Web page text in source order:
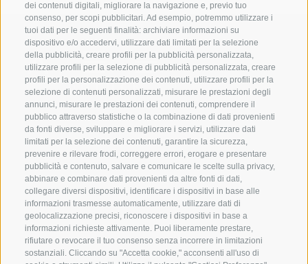
dei contenuti digitali, migliorare la navigazione e, previo tuo
consenso, per scopi pubblicitari. Ad esempio, potremmo utilizzare i
tuoi dati per le seguenti finalità: archiviare informazioni su
dispositivo e/o accedervi, utilizzare dati limitati per la selezione
della pubblicità, creare profili per la pubblicità personalizzata,
utilizzare profili per la selezione di pubblicità personalizzata, creare
profili per la personalizzazione dei contenuti, utilizzare profili per la
selezione di contenuti personalizzati, misurare le prestazioni degli
annunci, misurare le prestazioni dei contenuti, comprendere il
pubblico attraverso statistiche o la combinazione di dati provenienti
da fonti diverse, sviluppare e migliorare i servizi, utilizzare dati
limitati per la selezione dei contenuti, garantire la sicurezza,
prevenire e rilevare frodi, correggere errori, erogare e presentare
pubblicità e contenuto, salvare e comunicare le scelte sulla privacy,
abbinare e combinare dati provenienti da altre fonti di dati,
collegare diversi dispositivi, identificare i dispositivi in base alle
informazioni trasmesse automaticamente, utilizzare dati di
geolocalizzazione precisi, riconoscere i dispositivi in base a
informazioni richieste attivamente. Puoi liberamente prestare,
rifiutare o revocare il tuo consenso senza incorrere in limitazioni
sostanziali. Cliccando su "Accetta cookie," acconsenti all'uso di
A. WEGER
Libreria universitaria Bressanone
Via Torra Bianca 5
I-39042 Bressanone (BZ)
UID
Tel.:+39 0472 836164
info@weger.bz.it